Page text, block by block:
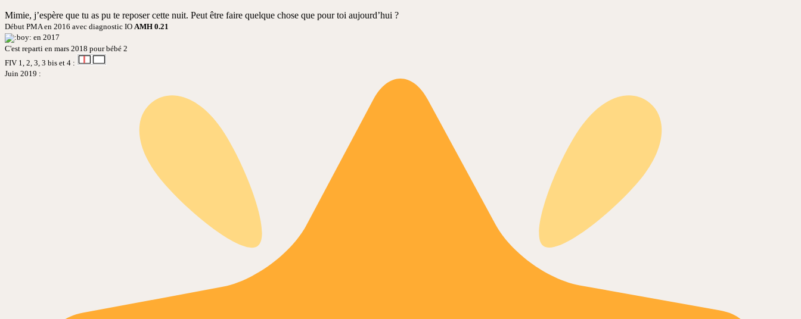
Mimie, j’espère que tu as pu te reposer cette nuit. Peut être faire quelque chose que pour toi aujourd’hui ?
Début PMA en 2016 avec diagnostic IO AMH 0.21
en 2017
C'est reparti en mars 2018 pour bébé 2
FIV 1, 2, 3, 3 bis et 4 :
Juin 2019 :